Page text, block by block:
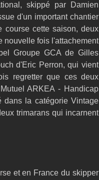
skippé par Damien
d'un important chantier
course cette saison, deux
nouvelle fois l'attachement
Groupe GCA de Gilles
d'Eric Perron, qui vient
regretter que ces deux
ARKEA - Handicap
dans la catégorie Vintage
trimarans qui incarnent
et en France du skipper